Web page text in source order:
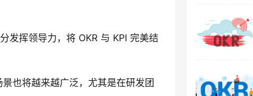
发挥领导力，将 OKR 与 KPI 完美结
也将越来越广泛，尤其是在研发团